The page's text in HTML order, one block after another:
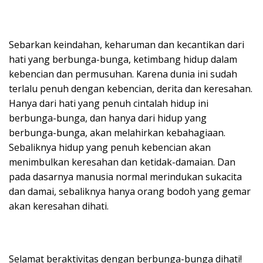
Sebarkan keindahan, keharuman dan kecantikan dari
hati yang berbunga-bunga, ketimbang hidup dalam
kebencian dan permusuhan. Karena dunia ini sudah
terlalu penuh dengan kebencian, derita dan keresahan.
Hanya dari hati yang penuh cintalah hidup ini
berbunga-bunga, dan hanya dari hidup yang
berbunga-bunga, akan melahirkan kebahagiaan.
Sebaliknya hidup yang penuh kebencian akan
menimbulkan keresahan dan ketidak-damaian. Dan
pada dasarnya manusia normal merindukan sukacita
dan damai, sebaliknya hanya orang bodoh yang gemar
akan keresahan dihati.
Selamat beraktivitas dengan berbunga-bunga dihati!